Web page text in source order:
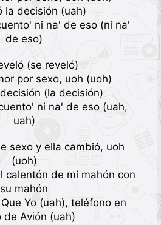
la decisión (uah)
ni na' de eso (ni na'
de eso)
(se reveló)
por sexo, uoh (uoh)
(la decisión)
ni na' de eso (uah,
uah)
sexo y ella cambió, uoh
(uoh)
calentón de mi mahón con
su mahón
Yo (uah), teléfono en
de Avión (uah)